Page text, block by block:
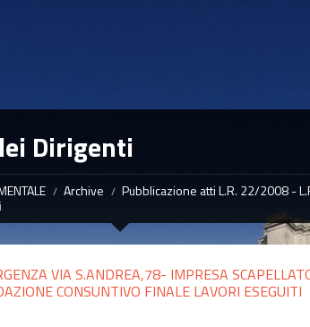
Dirigenti
Archive
Pubblicazione atti L.R. 22/2008 -
VIA S.ANDREA,78- IMPRESA
CONSUNTIVO FINALE LAVORI ESEGUITI